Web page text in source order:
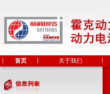
首页 关于我们